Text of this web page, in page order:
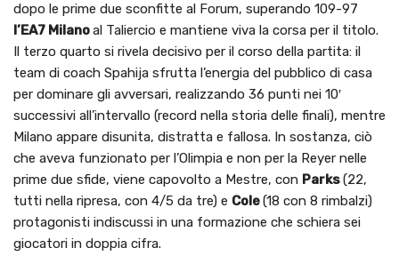
dopo le prime due sconfitte al Forum, superando 109-97
l’EA7 Milanoal Taliercio e mantiene viva la corsa per il titolo.
Il terzo quarto si rivela decisivo per il corso della partita: il
team di coach Spahija sfrutta l’energia del pubblico di casa
per dominare gli avversari, realizzando 36 punti nei 10′
successivi all’intervallo (record nella storia delle finali), mentre
Milano appare disunita, distratta e fallosa. In sostanza, ciò
che aveva funzionato per l’Olimpia e non per la Reyer nelle
prime due sfide, viene capovolto a Mestre, con Parks(22,
tutti nella ripresa, con 4/5 da tre) e Cole(18 con 8 rimbalzi)
protagonisti indiscussi in una formazione che schiera sei
giocatori in doppia cifra.